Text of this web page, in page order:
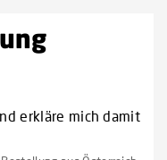
erkläre mich damit